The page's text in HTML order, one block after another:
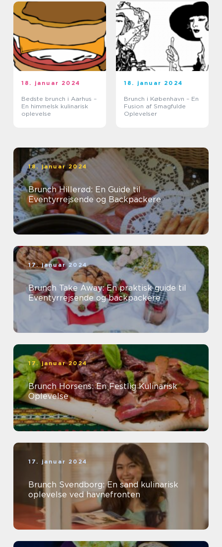
18. januar 2024
Bedste brunch i Aarhus –
En himmelsk kulinarisk
oplevelse
18. januar 2024
Brunch i København – En
Fusion af Smagfulde
Oplevelser
18. januar 2024
Brunch Hillerød: En Guide til
Eventyrrejsende og Backpackere
17. januar 2024
Brunch Take Away: En praktisk guide til
Eventyrrejsende og backpackere
17. januar 2024
Brunch Horsens: En Festlig Kulinarisk
Oplevelse
17. januar 2024
Brunch Svendborg: En sand kulinarisk
oplevelse ved havnefronten